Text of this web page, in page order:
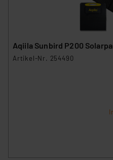
Aqiila Sunbird P200
Artikel-Nr. 254490